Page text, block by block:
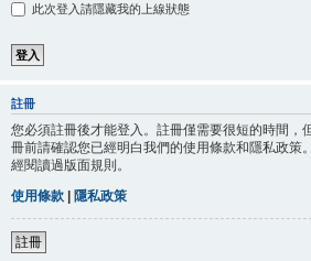
此次登入請隱藏我的上線狀態
註冊
您必須註冊後才能登入。註冊僅需要很短的時間，
冊前請確認您已經明白我們的使用條款和隱私政策
經閱讀過版面規則。
使用條款 | 隱私政策
註冊